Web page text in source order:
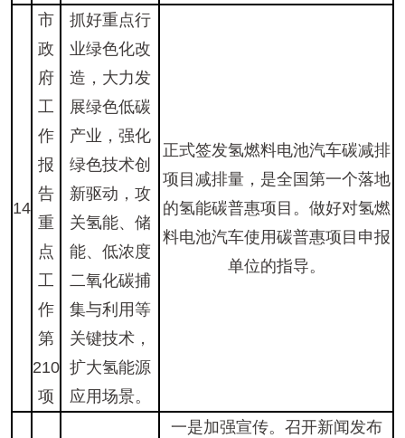
14
市
政
府
工
作
报
告
重
点
工
作
第
210
项
抓好重点行
业绿色化改
造，大力发
展绿色低碳
产业，强化
绿色技术创
新驱动，攻
关氢能、储
能、低浓度
二氧化碳捕
集与利用等
关键技术，
扩大氢能源
应用场景。
正式签发氢燃料电池汽车碳减排
项目减排量，是全国第一个落地
的氢能碳普惠项目。做好对氢燃
料电池汽车使用碳普惠项目申报
单位的指导。
一是加强宣传。召开新闻发布